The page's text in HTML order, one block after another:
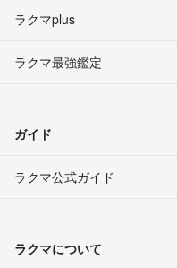
ラクマplus
ラクマ最強鑑定
ガイド
ラクマ公式ガイド
ラクマについて